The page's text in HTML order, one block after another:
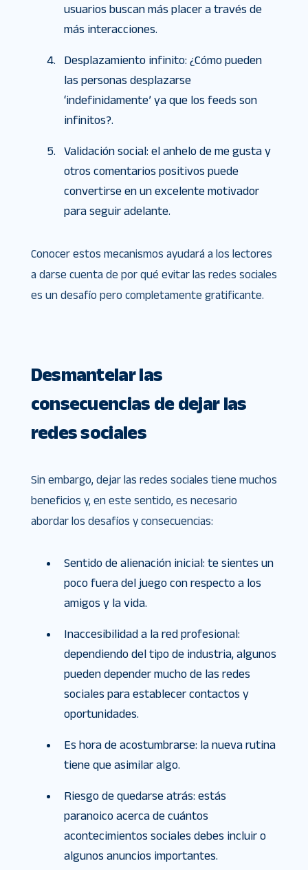
usuarios buscan más placer a través de
más interacciones.
Desplazamiento infinito: ¿Cómo pueden
las personas desplazarse
‘indefinidamente’ ya que los feeds son
infinitos?.
Validación social: el anhelo de me gusta y
otros comentarios positivos puede
convertirse en un excelente motivador
para seguir adelante.
Conocer estos mecanismos ayudará a los lectores
a darse cuenta de por qué evitar las redes sociales
es un desafío pero completamente gratificante.
Desmantelar las
consecuencias de dejar las
redes sociales
Sin embargo, dejar las redes sociales tiene muchos
beneficios y, en este sentido, es necesario
abordar los desafíos y consecuencias:
Sentido de alienación inicial: te sientes un
poco fuera del juego con respecto a los
amigos y la vida.
Inaccesibilidad a la red profesional:
dependiendo del tipo de industria, algunos
pueden depender mucho de las redes
sociales para establecer contactos y
oportunidades.
Es hora de acostumbrarse: la nueva rutina
tiene que asimilar algo.
Riesgo de quedarse atrás: estás
paranoico acerca de cuántos
acontecimientos sociales debes incluir o
algunos anuncios importantes.